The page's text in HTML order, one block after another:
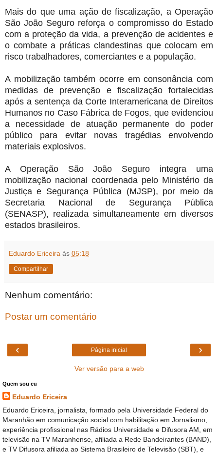
Mais do que uma ação de fiscalização, a Operação
São João Seguro reforça o compromisso do Estado
com a proteção da vida, a prevenção de acidentes e
o combate a práticas clandestinas que colocam em
risco trabalhadores, comerciantes e a população.
A mobilização também ocorre em consonância com
medidas de prevenção e fiscalização fortalecidas
após a sentença da Corte Interamericana de Direitos
Humanos no Caso Fábrica de Fogos, que evidenciou
a necessidade de atuação permanente do poder
público para evitar novas tragédias envolvendo
materiais explosivos.
A Operação São João Seguro integra uma
mobilização nacional coordenada pelo Ministério da
Justiça e Segurança Pública (MJSP), por meio da
Secretaria Nacional de Segurança Pública
(SENASP), realizada simultaneamente em diversos
estados brasileiros.
Eduardo Ericeira às 05:18
Compartilhar
Nenhum comentário:
Postar um comentário
‹ ›
Página inicial
Ver versão para a web
Quem sou eu
Eduardo Ericeira
Eduardo Ericeira, jornalista, formado pela Universidade Federal do
Maranhão em comunicação social com habilitação em Jornalismo,
experiência profissional nas Rádios Universidade e Difusora AM, em
televisão na TV Maranhense, afiliada a Rede Bandeirantes (BAND),
e TV Difusora afiliada ao Sistema Brasileiro de Televisão (SBT), e